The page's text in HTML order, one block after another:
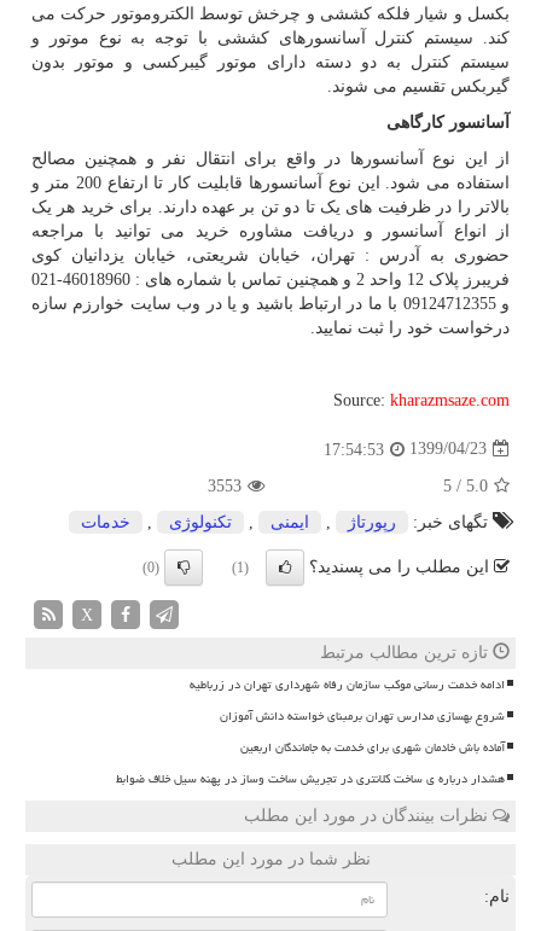
بکسل و شیار فلکه کششی و چرخش توسط الکتروموتور حرکت می
کند. سیستم کنترل آسانسورهای کششی با توجه به نوع موتور و
سیستم کنترل به دو دسته دارای موتور گیبرکسی و موتور بدون
گیربکس تقسیم می شوند.
آسانسور کارگاهی
از این نوع آسانسورها در واقع برای انتقال نفر و همچنین مصالح
استفاده می شود. این نوع آسانسورها قابلیت کار تا ارتفاع 200 متر و
بالاتر را در ظرفیت های یک تا دو تن بر عهده دارند. برای خرید هر یک
از انواع آسانسور و دریافت مشاوره خرید می توانید با مراجعه
حضوری به آدرس : تهران، خیابان شریعتی، خیابان یزدانیان کوی
فریبرز پلاک 12 واحد 2 و همچنین تماس با شماره های : 46018960-021
و 09124712355 با ما در ارتباط باشید و یا در وب سایت خوارزم سازه
درخواست خود را ثبت نمایید.
Source: kharazmsaze.com
1399/04/23
17:54:53
5.0
/
5
3553
تگهای خبر:
رپورتاژ ایمنی تكنولوژی خدمات
این مطلب را می پسندید؟ (1)
(0)
X
تازه ترین مطالب مرتبط
ادامه خدمت رسانی موکب سازمان رفاه شهرداری تهران در زرباطیه
شروع بهسازی مدارس تهران برمبنای خواسته دانش آموزان
آماده باش خادمان شهری برای خدمت به جاماندگان اربعین
هشدار درباره ی ساخت کلانتری در تجریش ساخت وساز در پهنه سیل خلاف ضوابط
نظرات بینندگان در مورد این مطلب
نظر شما در مورد این مطلب
نام: